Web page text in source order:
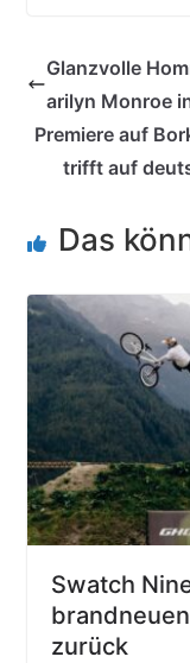
Glanzvolle
arilyn Monroe
Premiere auf
trifft auf
Das
Swatch
zurück